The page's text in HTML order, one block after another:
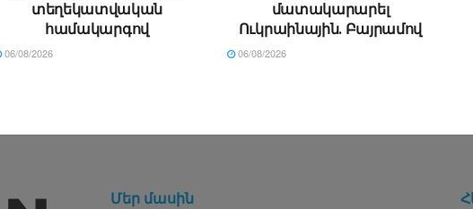
տեղեկատվական
համակարգով
06/08/2026
մատակարարել
Ուկրաինային․ Բայրամով
06/08/2026
Մեր մասին